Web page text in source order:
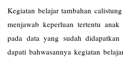
Kegiatan belajar tambahan
menjawab keperluan tertentu
pada data yang sudah
dapati bahwasannya kegiatan